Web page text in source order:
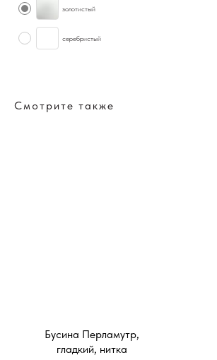
золотистый
серебристый
Смотрите также
Бусина Перламутр,
гладкий, нитка